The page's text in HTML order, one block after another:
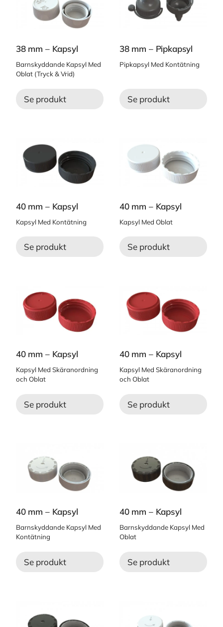
38 mm – Kapsyl
Barnskyddande Kapsyl Med
Oblat (Tryck & Vrid)
Se produkt
38 mm – Pipkapsyl
Pipkapsyl Med Kontätning
Se produkt
40 mm – Kapsyl
Kapsyl Med Kontätning
Se produkt
40 mm – Kapsyl
Kapsyl Med Oblat
Se produkt
40 mm – Kapsyl
Kapsyl Med Skäranordning
och Oblat
Se produkt
40 mm – Kapsyl
Kapsyl Med Skäranordning
och Oblat
Se produkt
40 mm – Kapsyl
Barnskyddande Kapsyl Med
Kontätning
Se produkt
40 mm – Kapsyl
Barnskyddande Kapsyl Med
Oblat
Se produkt